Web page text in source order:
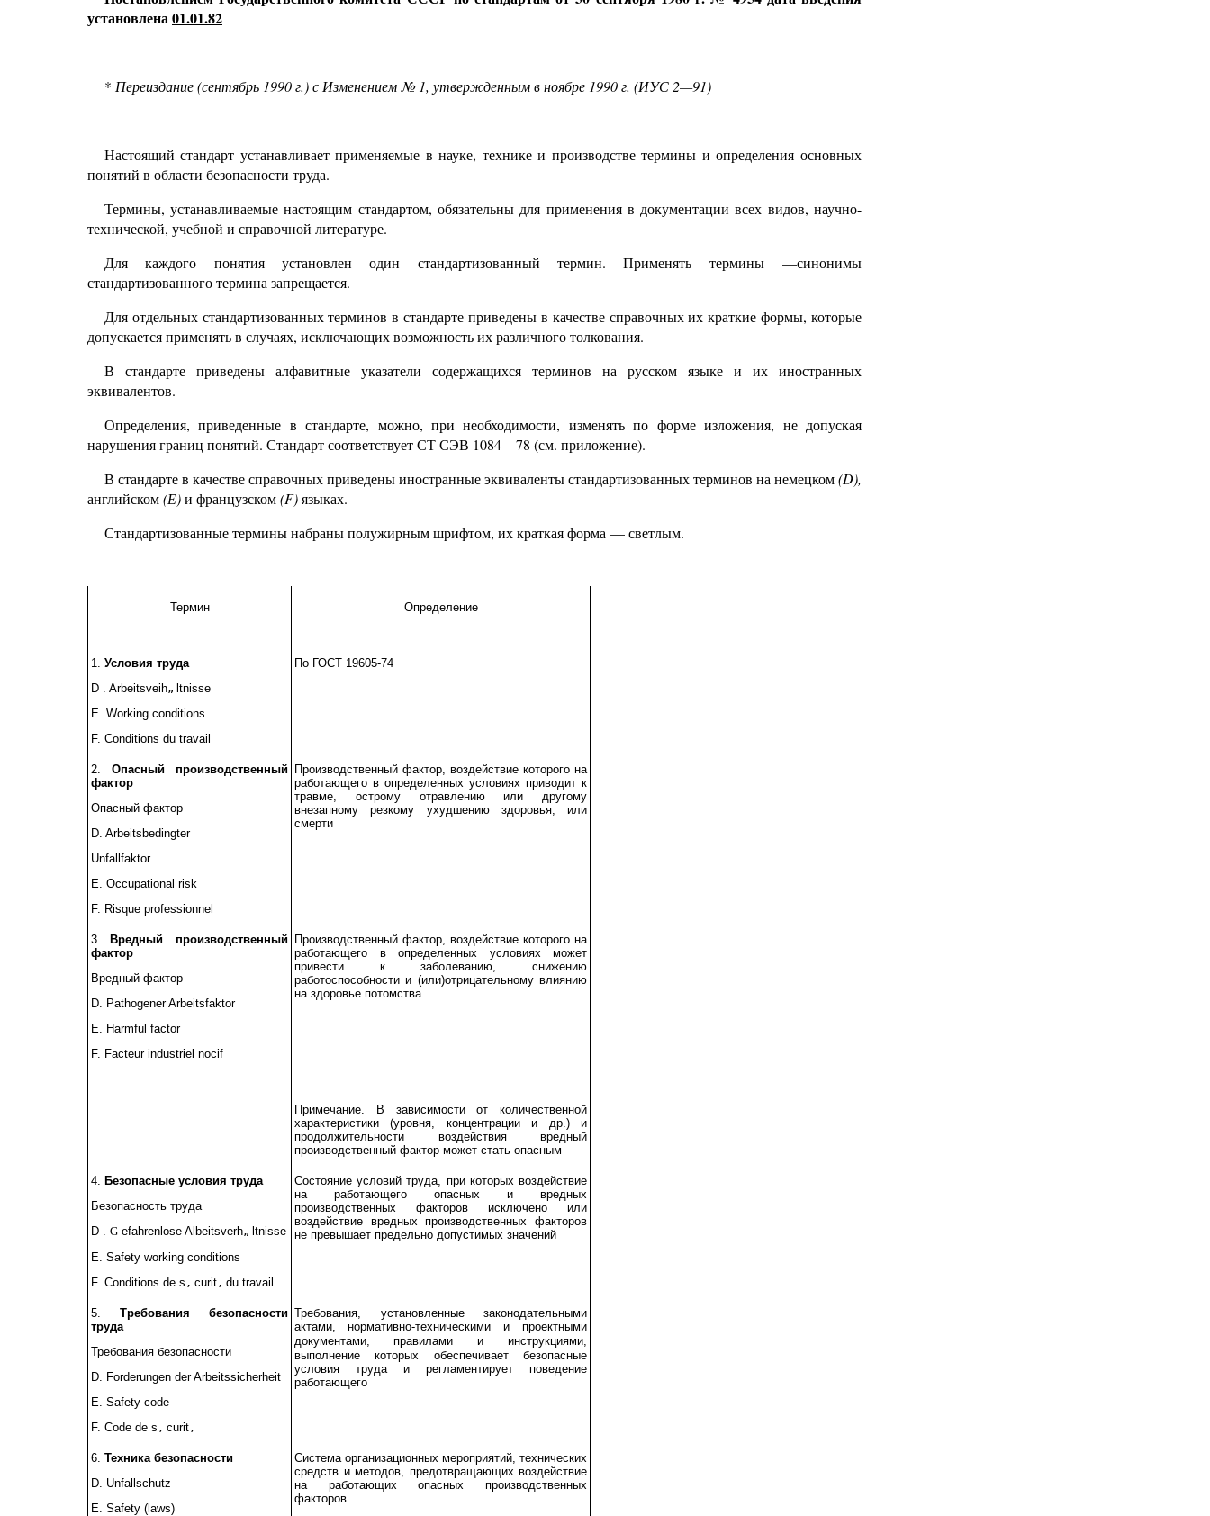
установлена01.01.82
* Переиздание (сентябрь 1990 г.) с Изменением № 1, утвержденным в ноябре 1990 г. (ИУС 2—91)
Настоящий стандарт устанавливает применяемые в науке, технике и производстве термины и определения основных
понятий в области безопасности труда.
Термины, устанавливаемые настоящим стандартом, обязательны для применения в документации всех видов, научно-
технической, учебной и справочной литературе.
Для каждого понятия установлен один стандартизованный термин. Применять термины —синонимы
стандартизованного термина запрещается.
Для отдельных стандартизованных терминов в стандарте приведены в качестве справочных их краткие формы, которые
допускается применять в случаях, исключающих возможность их различного толкования.
В стандарте приведены алфавитные указатели содержащихся терминов на русском языке и их иностранных
эквивалентов.
Определения, приведенные в стандарте, можно, при необходимости, изменять по форме изложения, не допуская
нарушения границ понятий. Стандарт соответствует СТ СЭВ 1084—78 (см. приложение).
В стандарте в качестве справочных приведены иностранные эквиваленты стандартизованных терминов на немецком(D),
английском(Е)и французском(F)языках.
Стандартизованные термины набраны полужирным шрифтом, их краткая форма — светлым.
Термин Определение
1. Условия труда
D . Arbeitsveih„ ltnisse
Е. Working conditions
F. Conditions du travail
По ГОСТ 19605-74
2. Опасный производственный
фактор
Опасный фактор
D. Arbeitsbedingter
Unfallfaktor
Е. Occupational risk
F. Risque professionnel
Производственный фактор, воздействие которого на
работающего в определенных условиях приводит к
травме, острому отравлению или другому
внезапному резкому ухудшению здоровья, или
смерти
3
Вредный производственный
фактор
Вредный фактор
D. Pathogener Arbeitsfaktor
Е. Harmful factor
F. Facteur industriel nocif
Производственный фактор, воздействие которого на
работающего в определенных условиях может
привести к заболеванию, снижению
работоспособности и (или)отрицательному влиянию
на здоровье потомства
Примечание. В зависимости от количественной
характеристики (уровня, концентрации и др.) и
продолжительности воздействия вредный
производственный фактор может стать опасным
4. Безопасные условия труда
Безопасность труда
D . G efahrenlose Albeitsverh„ ltnisse
Е. Safety working conditions
F. Conditions de s ‚ curit‚ du travail
Состояние условий труда, при которых воздействие
на работающего опасных и вредных
производственных факторов исключено или
воздействие вредных производственных факторов
не превышает предельно допустимых значений
5. Требования безопасности
труда
Требования безопасности
D. Forderungen der Arbeitssicherheit
Е. Safety code
F. Code de s ‚ curit‚
Требования, установленные законодательными
актами,
нормативно-техническими и проектными
документами,
правилами и инструкциями,
выполнение которых обеспечивает безопасные
условия труда и регламентирует поведение
работающего
6. Техника безопасности
D. Unfallschutz
Е. Safety (laws)
Система организационных мероприятий, технических
средств и методов, предотвращающих воздействие
на работающих опасных производственных
факторов